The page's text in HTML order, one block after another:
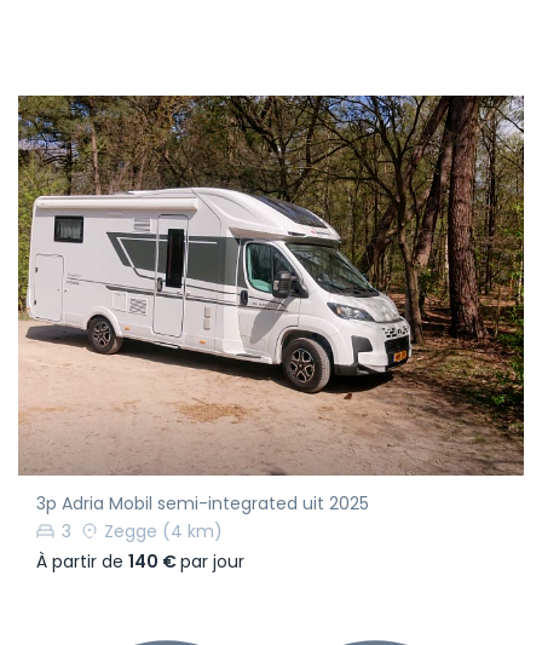
3p Adria Mobil semi-integrated uit 2025
3
Zegge (4 km)
À partir de 140 €par jour